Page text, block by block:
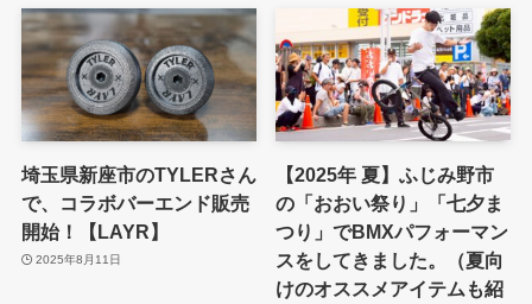
埼玉県新座市のTYLERさん
で、コラボバーエンド販売
開始！【LAYR】
2025年8月11日
【2025年 夏】ふじみ野市
の「おおい祭り」「七夕ま
つり」でBMXパフォーマン
スをしてきました。（夏向
けのオススメアイテムも紹